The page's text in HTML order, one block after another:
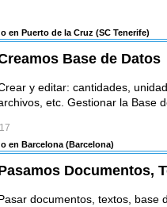
en Puerto de la Cruz (SC Tenerife)
Base de Datos
y editar: cantidades,
etc. Gestionar la Base
en Barcelona(Barcelona)
Documentos,
documentos, textos, base